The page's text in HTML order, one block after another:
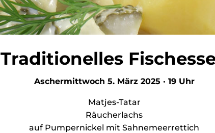
Traditionelles
Aschermittwoch 5. März 2025 · 19 Uhr
Matjes-Tatar
Räucherlachs
auf Pumpernickel mit Sahnemeerrettich